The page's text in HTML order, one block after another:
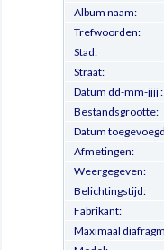
Album naam:
Trefwoorden:
Stad:
Straat:
Datum dd-mm-jjjj :
Bestandsgrootte:
Datum
Afmetingen:
Weergegeven:
Belichtingstijd:
Fabrikant:
Maximaal